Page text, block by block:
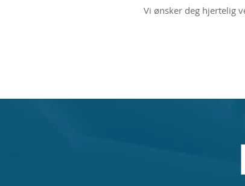
Vi ønsker deg hjertelig